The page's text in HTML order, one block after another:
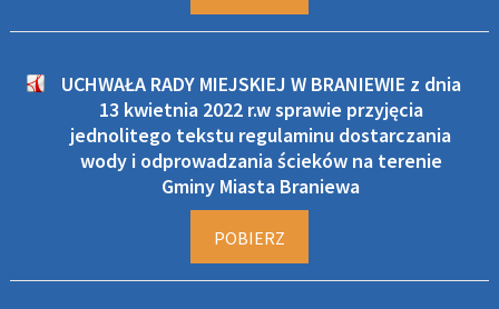
UCHWAŁA RADY MIEJSKIEJ W BRANIEWIE z dnia
13 kwietnia 2022 r.w sprawie przyjęcia
jednolitego tekstu regulaminu dostarczania
wody i odprowadzania ścieków na terenie
Gminy Miasta Braniewa
POBIERZ